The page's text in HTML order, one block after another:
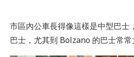
市區內公車長得像這樣是中型巴士
巴士，尤其到 Bolzano 的巴士常常